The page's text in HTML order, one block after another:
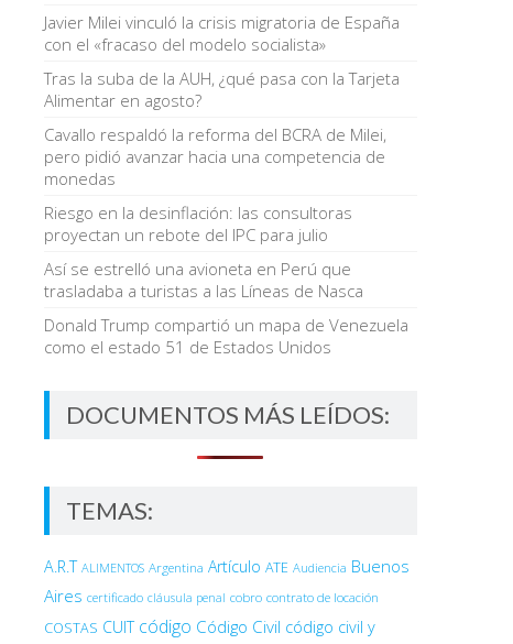
Javier Milei vinculó la crisis migratoria de España
con el «fracaso del modelo socialista»
Tras la suba de la AUH, ¿qué pasa con la Tarjeta
Alimentar en agosto?
Cavallo respaldó la reforma del BCRA de Milei,
pero pidió avanzar hacia una competencia de
monedas
Riesgo en la desinflación: las consultoras
proyectan un rebote del IPC para julio
Así se estrelló una avioneta en Perú que
trasladaba a turistas a las Líneas de Nasca
Donald Trump compartió un mapa de Venezuela
como el estado 51 de Estados Unidos
DOCUMENTOS MÁS LEÍDOS:
TEMAS:
A.R.T ALIMENTOS Argentina Artículo ATE Audiencia Buenos
Aires certificado cláusula penal cobro contrato de locación
COSTAS CUIT código Código Civil código civil y